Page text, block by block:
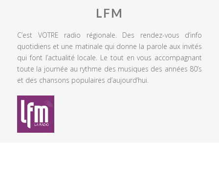
LFM
C’est VOTRE radio régionale. Des rendez-vous d’info
quotidiens et une matinale qui donne la parole aux invités
qui font l’actualité locale. Le tout en vous accompagnant
toute la journée au rythme des musiques des années 80’s
et des chansons populaires d’aujourd’hui.